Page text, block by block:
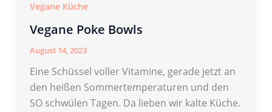
Vegane Küche
Vegane Poke Bowls
August 14, 2023
Eine Schüssel voller Vitamine, gerade jetzt an
den heißen Sommertemperaturen und den
SO schwülen Tagen. Da lieben wir kalte Küche.